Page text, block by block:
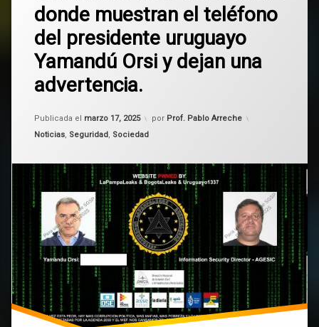
donde muestran el teléfono
del presidente uruguayo
Yamandú Orsi y dejan una
advertencia.
Publicada el marzo 17, 2025
Actualizado el
por Prof. Pablo Arreche
Categorías:
Noticias Seguridad Sociedad
Orsi
Uruguay
Yamandú
Orsi
en
Hackean
la
Web
de
donde
teléfono
del
uruguayo
Yamandú
Orsi
y
dejan
una
advertencia.